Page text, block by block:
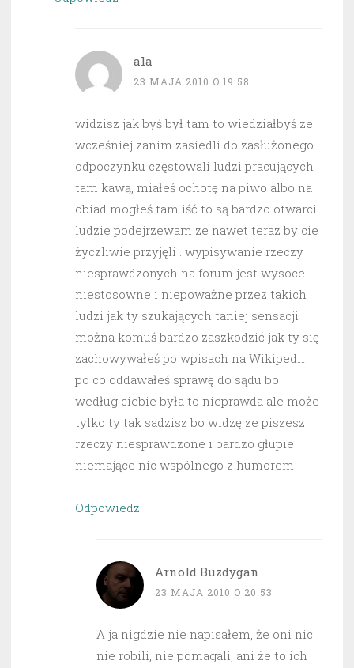
ala
23 MAJA 2010 O 19:58
widzisz jak byś był tam to wiedziałbyś ze
wcześniej zanim zasiedli do zasłużonego
odpoczynku częstowali ludzi pracujących
tam kawą, miałeś ochotę na piwo albo na
obiad mogłeś tam iść to są bardzo otwarci
ludzie podejrzewam ze nawet teraz by cie
życzliwie przyjęli . wypisywanie rzeczy
niesprawdzonych na forum jest wysoce
niestosowne i niepoważne przez takich
ludzi jak ty szukających taniej sensacji
można komuś bardzo zaszkodzić jak ty się
zachowywałeś po wpisach na Wikipedii
po co oddawałeś sprawę do sądu bo
według ciebie była to nieprawda ale może
tylko ty tak sadzisz bo widzę ze piszesz
rzeczy niesprawdzone i bardzo głupie
niemające nic wspólnego z humorem
Odpowiedz
Arnold Buzdygan
23 MAJA 2010 O 20:53
A ja nigdzie nie napisałem, że oni nic
nie robili, nie pomagali, ani że to ich